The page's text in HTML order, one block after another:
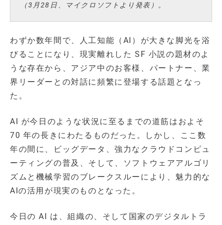
（3月28日、マイクロソフトより発表）。
わずか数年間で、人工知能（AI）が大きな脚光を浴
びることになり、現実離れした SF 小説の題材のよ
うな存在から、アジア中のお客様、パートナー、業
界リーダーとの対話に頻繁に登場する話題となっ
た。
AI が今日のような状況に至るまでの道筋はおよそ
70 年の長きにわたるものだった。しかし、ここ数
年の間に、ビッグデータ、強力なクラウドコンピュ
ーティングの普及、そして、ソフトウェアアルゴリ
ズムと機械学習のブレークスルーにより、魅力的な
AIの活用が現実のものとなった。
今日の AI は、組織の、そして国家のデジタルトラ